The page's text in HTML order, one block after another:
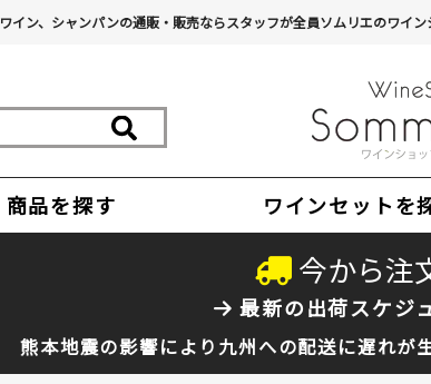
ワイン、シャンパンの通販・販売ならスタッフが全員ソムリエのワイ
商品を探す ワインセットを
今から注
最新の出荷スケジ
熊本地震の影響により九州への配送に遅れが